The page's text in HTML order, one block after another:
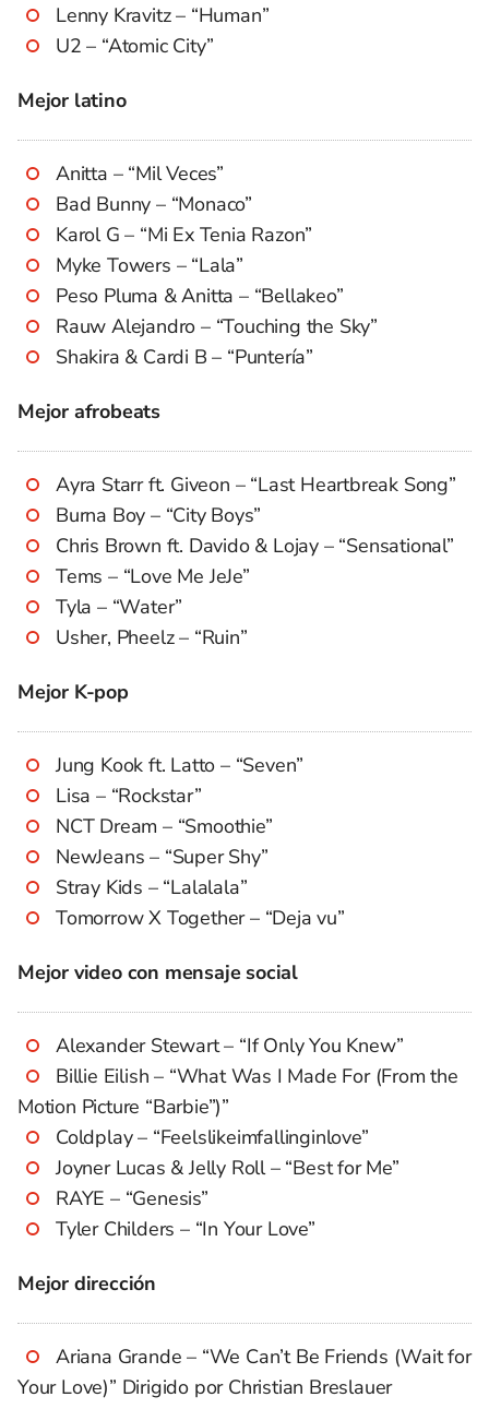
Lenny Kravitz – “Human”
U2 – “Atomic City”
Mejor latino
Anitta – “Mil Veces”
Bad Bunny – “Monaco”
Karol G – “Mi Ex Tenia Razon”
Myke Towers – “Lala”
Peso Pluma & Anitta – “Bellakeo”
Rauw Alejandro – “Touching the Sky”
Shakira & Cardi B – “Puntería”
Mejor afrobeats
Ayra Starr ft. Giveon – “Last Heartbreak Song”
Burna Boy – “City Boys”
Chris Brown ft. Davido & Lojay – “Sensational”
Tems – “Love Me JeJe”
Tyla – “Water”
Usher, Pheelz – “Ruin”
Mejor K-pop
Jung Kook ft. Latto – “Seven”
Lisa – “Rockstar”
NCT Dream – “Smoothie”
NewJeans – “Super Shy”
Stray Kids – “Lalalala”
Tomorrow X Together – “Deja vu”
Mejor video con mensaje social
Alexander Stewart – “If Only You Knew”
Billie Eilish – “What Was I Made For (From the
Motion Picture “Barbie”)”
Coldplay – “Feelslikeimfallinginlove”
Joyner Lucas & Jelly Roll – “Best for Me”
RAYE – “Genesis”
Tyler Childers – “In Your Love”
Mejor dirección
Ariana Grande – “We Can’t Be Friends (Wait for
Your Love)” Dirigido por Christian Breslauer